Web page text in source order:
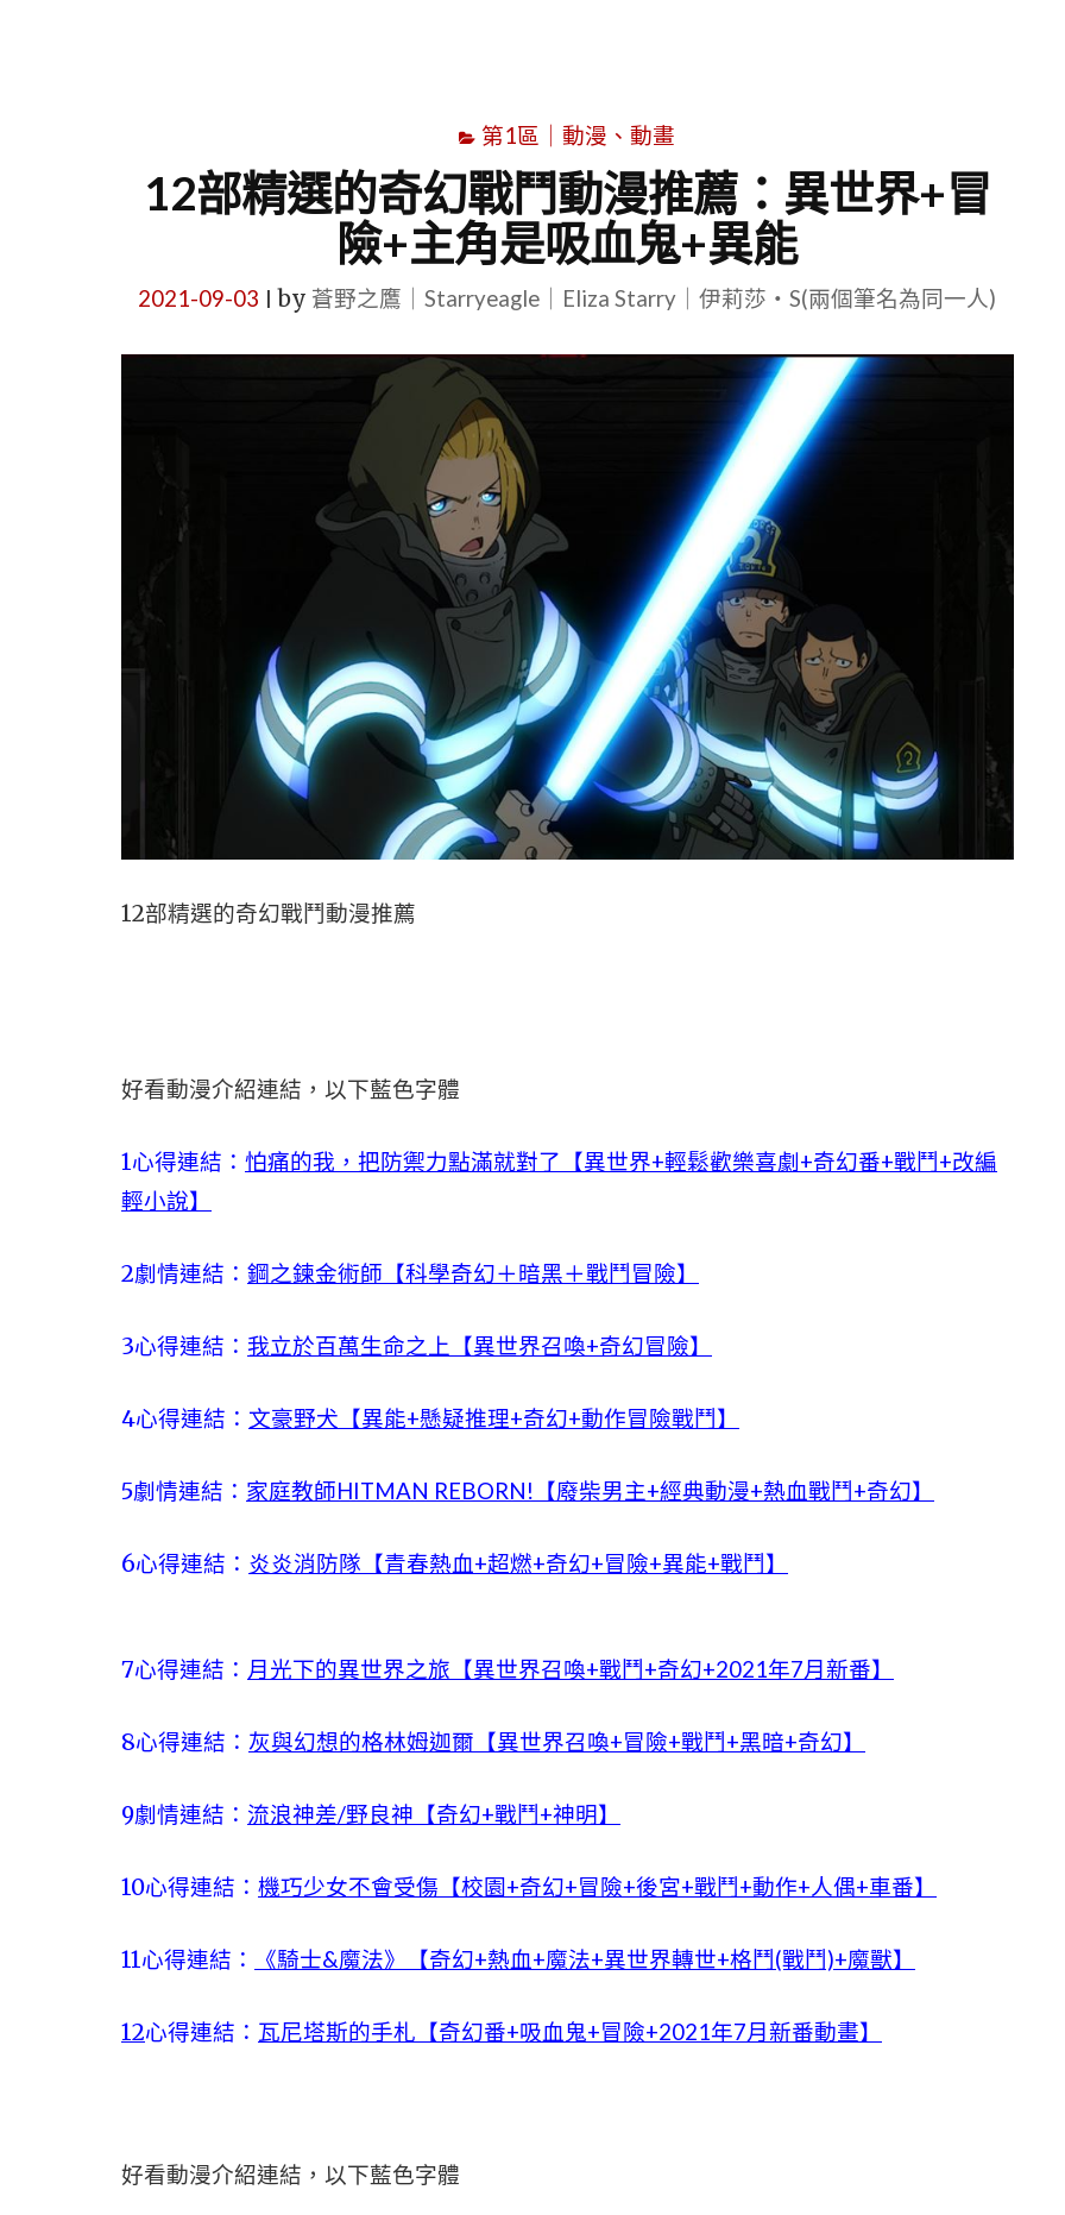
第1區｜動漫、動畫
12部精選的奇幻戰鬥動漫推薦：異世界+冒
險+主角是吸血鬼+異能
2021-09-03 by 蒼野之鷹｜Starryeagle｜Eliza Starry｜伊莉莎・S(兩個筆名為同一人)
12部精選的奇幻戰鬥動漫推薦
好看動漫介紹連結，以下藍色字體
1心得連結： 怕痛的我，把防禦力點滿就對了【異世界+輕鬆歡樂喜劇+奇幻番+戰鬥+改編
輕小說】
2劇情連結： 鋼之鍊金術師【科學奇幻＋暗黑＋戰鬥冒險】
3心得連結： 我立於百萬生命之上【異世界召喚+奇幻冒險】
4心得連結： 文豪野犬【異能+懸疑推理+奇幻+動作冒險戰鬥】
5劇情連結： 家庭教師HITMAN REBORN!【廢柴男主+經典動漫+熱血戰鬥+奇幻】
6心得連結： 炎炎消防隊【青春熱血+超燃+奇幻+冒險+異能+戰鬥】
7心得連結： 月光下的異世界之旅【異世界召喚+戰鬥+奇幻+2021年7月新番】
8心得連結： 灰與幻想的格林姆迦爾【異世界召喚+冒險+戰鬥+黑暗+奇幻】
9劇情連結： 流浪神差/野良神【奇幻+戰鬥+神明】
10心得連結： 機巧少女不會受傷【校園+奇幻+冒險+後宮+戰鬥+動作+人偶+車番】
11心得連結： 《騎士&魔法》【奇幻+熱血+魔法+異世界轉世+格鬥(戰鬥)+魔獸】
12心得連結： 瓦尼塔斯的手札【奇幻番+吸血鬼+冒險+2021年7月新番動畫】
好看動漫介紹連結，以下藍色字體